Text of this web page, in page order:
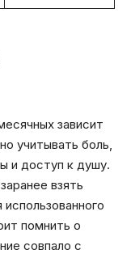
зависит
учитывать боль,
и доступ к душу.
взять
помнить о
совпало с